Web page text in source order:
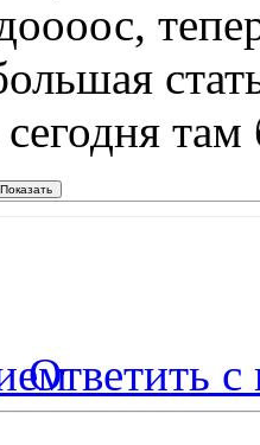
Ответить с